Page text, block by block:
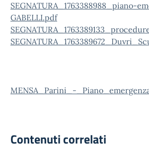
SEGNATURA_1763388988_piano-
GABELLI.pdf
MENSA_Parini_-
Contenuti correlati